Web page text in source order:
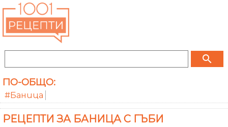
search
ПО-ОБЩО:
#Баница
РЕЦЕПТИ ЗА БАНИЦА С ГЪБИ